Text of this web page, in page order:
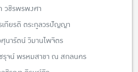
วชิรพรพงศา
เกียรติ ตระกูลวรปัญญา
ศุนารัตน์ วิมานไพจิตร
รุจน์ พรหมสาขา ณ สกลนคร